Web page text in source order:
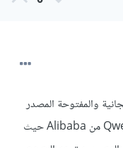
والمفتوحة المصدر
التي تُعد بدائل قوية لنماذج GPT، أبرزها Qwen 3 من Alibaba حيث